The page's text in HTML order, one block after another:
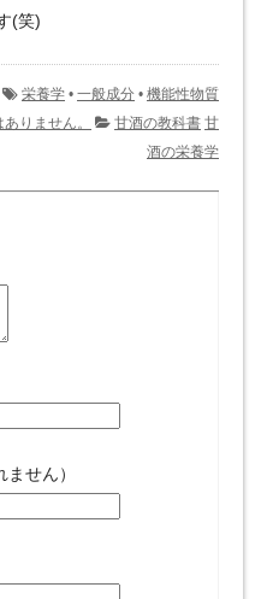
(笑)
栄養学 • 一般成分 • 機能性物質
りません。 甘酒の教科書 甘
酒の栄養学
せん）